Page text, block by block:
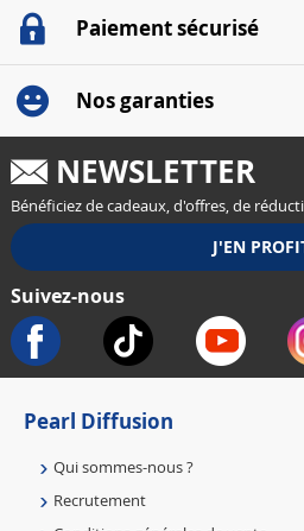
Paiement sécurisé
Nos garanties
NEWSLETTER
Bénéficiez de cadeaux, d'offres, de
Suivez-nous
Pearl Diffusion
Qui sommes-nous ?
Recrutement